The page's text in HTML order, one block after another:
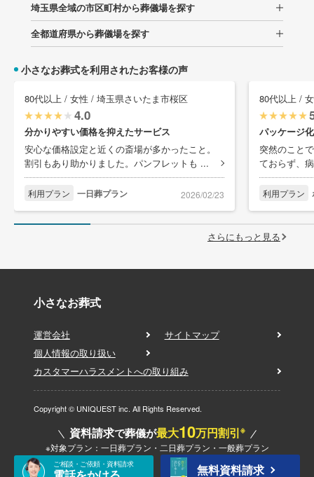
埼玉県全域の市区町村から葬儀場を探す
全都道府県から葬儀場を探す
小さなお葬式を利用されたお客様の声
80代以上 / 女性 / 埼玉県さいたま市桜区
4.0
分かりやすい価格を抑えたサービス
安心な価格設定と近くの斎場が多かったこと。
割引もあり助かりました。パンフレットも ...
利用プラン 一日葬プラン 2026/02/23
80代以上 /
パッケージ
突然のこと
ておらず、
利用プラン
さらにもっと見る
小さなお葬式
運営会社
サイトマップ
個人情報の取り扱い
カスタマーハラスメントへの取り組み
Copyright © UNIQUEST inc. All Rights Reserved.
資料請求で葬儀が最大10万円割引※
※対象プラン：一日葬プラン・二日葬プラン・一般葬プラン
ご相談・ご依頼・資料請求 無料資料請求